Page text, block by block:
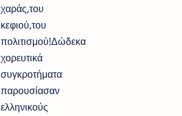
χαράς,του
κεφιού,του
πολιτισμού!Δώδεκα
χορευτικά
συγκροτήματα
παρουσίασαν
ελληνικούς